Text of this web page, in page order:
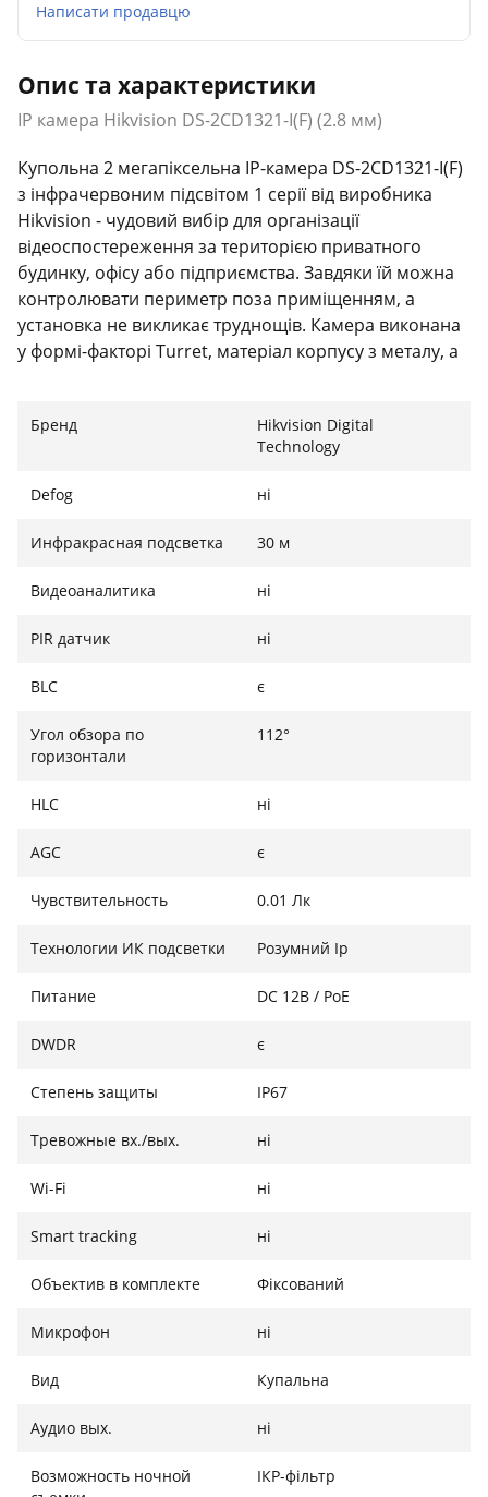
Написати продавцю
Опис та характеристики
IP камера Hikvision DS-2CD1321-I(F) (2.8 мм)
Купольна 2 мегапіксельна IP-камера DS-2CD1321-I(F)
з інфрачервоним підсвітом 1 серії від виробника
Hikvision - чудовий вибір для організації
відеоспостереження за територією приватного
будинку, офісу або підприємства. Завдяки їй можна
контролювати периметр поза приміщенням, а
установка не викликає труднощів. Камера виконана
у формі-факторі Turret, матеріал корпусу з металу, а
типу мама: дієта DC 12В і мережевий інтерфейс RJ45 з
Бренд
Hikvision Digital
Technology
Defog ні
Инфракрасная подсветка 30 м
Видеоаналитика ні
PIR датчик ні
BLC є
Угол обзора по
горизонтали
112°
HLC ні
AGC є
Чувствительность 0.01 Лк
Технологии ИК подсветки Розумний Ір
Питание DC 12В / PoE
DWDR є
Степень защиты IP67
Тревожные вх./вых. ні
Wi-Fi ні
Smart tracking ні
Объектив в комплекте Фіксований
Микрофон ні
Вид Купальна
Аудио вых. ні
Возможность ночной
ІКР-фільтр